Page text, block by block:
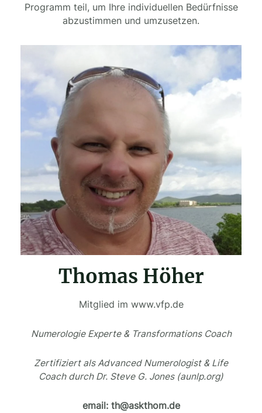
Programm teil, um Ihre individuellen Bedürfnisse
abzustimmen und umzusetzen.
Thomas Höher
Mitglied im www.vfp.de
Numerologie Experte & Transformations Coach
Zertifiziert als Advanced Numerologist & Life
Coach durch Dr. Steve G. Jones (aunlp.org)
email: th@askthom.de